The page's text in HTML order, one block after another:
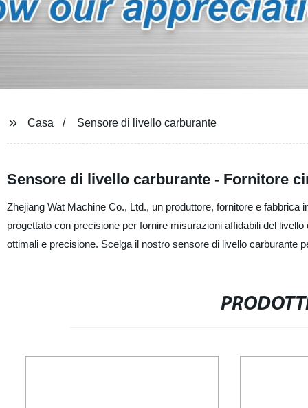
Casa Sensore di livello carburante
Sensore di livello carburante - Fornitore
Zhejiang Wat Machine Co., Ltd., un produttore, fornitore e
progettato con precisione per fornire misurazioni affidabili del
ottimali e precisione. Scelga il nostro sensore di livello carburante